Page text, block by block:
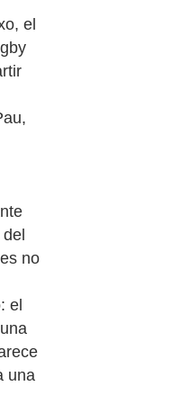
el
no
el
una